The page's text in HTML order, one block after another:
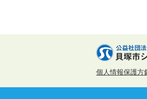
個人情報保護方